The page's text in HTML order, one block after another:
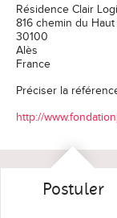
Résidence Clair
816 chemin du
30100
Alès
France
Préciser la
http://
Postuler